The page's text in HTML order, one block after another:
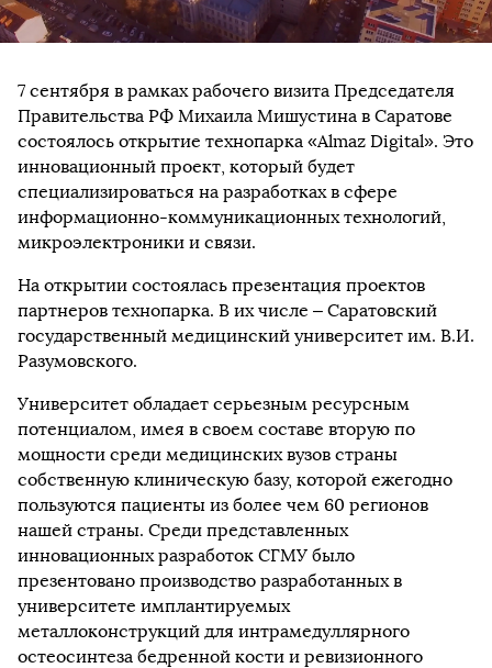
7 сентября в рамках рабочего визита Председателя
Правительства РФ Михаила Мишустина в Саратове
состоялось открытие технопарка «Almaz Digital». Это
инновационный проект, который будет
специализироваться на разработках в сфере
информационно-коммуникационных технологий,
микроэлектроники и связи.
На открытии состоялась презентация проектов
партнеров технопарка. В их числе – Саратовский
государственный медицинский университет им. В.И.
Разумовского.
Университет обладает серьезным ресурсным
потенциалом, имея в своем составе вторую по
мощности среди медицинских вузов страны
собственную клиническую базу, которой ежегодно
пользуются пациенты из более чем 60 регионов
нашей страны. Среди представленных
инновационных разработок СГМУ было
презентовано производство разработанных в
университете имплантируемых
металлоконструкций для интрамедуллярного
остеосинтеза бедренной кости и ревизионного